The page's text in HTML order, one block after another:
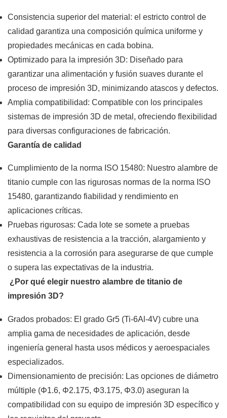
Consistencia superior del material: el estricto control de
calidad garantiza una composición química uniforme y
propiedades mecánicas en cada bobina.
Optimizado para la impresión 3D: Diseñado para
garantizar una alimentación y fusión suaves durante el
proceso de impresión 3D, minimizando atascos y defectos.
Amplia compatibilidad: Compatible con los principales
sistemas de impresión 3D de metal, ofreciendo flexibilidad
para diversas configuraciones de fabricación.
Garantía de calidad
Cumplimiento de la norma ISO 15480: Nuestro alambre de
titanio cumple con las rigurosas normas de la norma ISO
15480, garantizando fiabilidad y rendimiento en
aplicaciones críticas.
Pruebas rigurosas: Cada lote se somete a pruebas
exhaustivas de resistencia a la tracción, alargamiento y
resistencia a la corrosión para asegurarse de que cumple
o supera las expectativas de la industria.
¿Por qué elegir nuestro alambre de titanio de
impresión 3D?
Grados probados: El grado Gr5 (Ti-6Al-4V) cubre una
amplia gama de necesidades de aplicación, desde
ingeniería general hasta usos médicos y aeroespaciales
especializados.
Dimensionamiento de precisión: Las opciones de diámetro
múltiple (Φ1.6, Φ2.175, Φ3.175, Φ3.0) aseguran la
compatibilidad con su equipo de impresión 3D específico y